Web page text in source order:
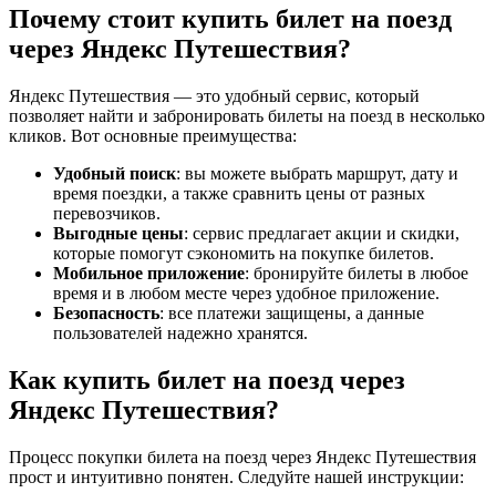
Почему стоит купить билет на поезд
через Яндекс Путешествия?
Яндекс Путешествия — это удобный сервис, который
позволяет найти и забронировать билеты на поезд в несколько
кликов. Вот основные преимущества:
Удобный поиск: вы можете выбрать маршрут, дату и
время поездки, а также сравнить цены от разных
перевозчиков.
Выгодные цены: сервис предлагает акции и скидки,
которые помогут сэкономить на покупке билетов.
Мобильное приложение: бронируйте билеты в любое
время и в любом месте через удобное приложение.
Безопасность: все платежи защищены, а данные
пользователей надежно хранятся.
Как купить билет на поезд через
Яндекс Путешествия?
Процесс покупки билета на поезд через Яндекс Путешествия
прост и интуитивно понятен. Следуйте нашей инструкции: